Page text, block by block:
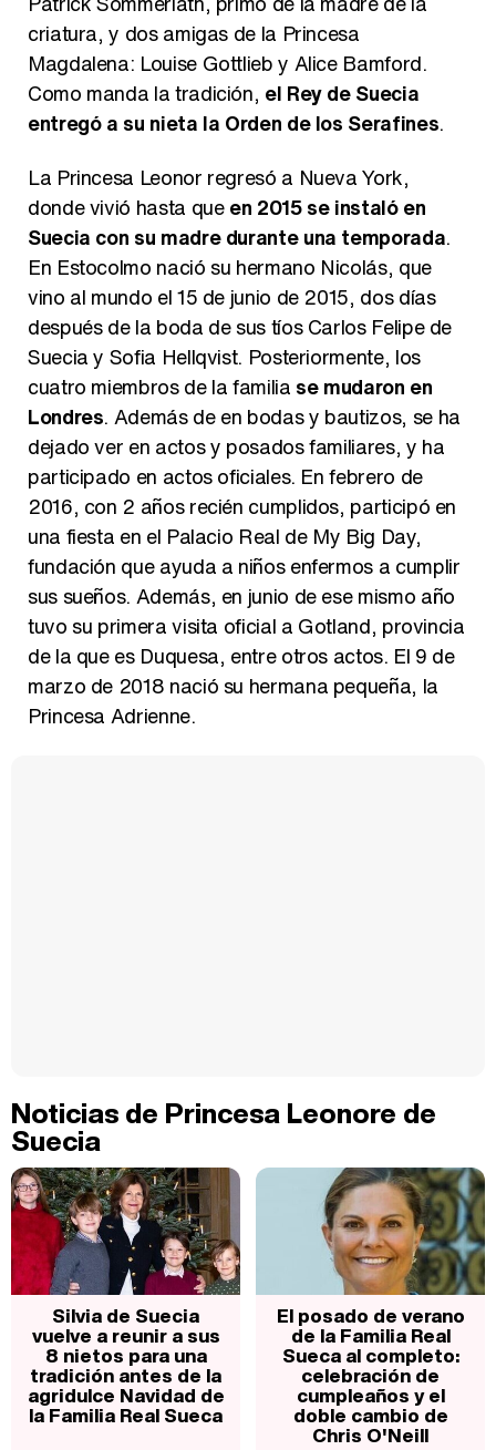
criatura, y dos amigas de la Princesa
Magdalena: Louise Gottlieb y Alice Bamford.
Como manda la tradición, el Rey de Suecia
entregó a su nieta la Orden de los Serafines.
La Princesa Leonor regresó a Nueva York,
donde vivió hasta queen 2015 se instaló en
Suecia con su madre durante una temporada.
En Estocolmo nació su hermano Nicolás, que
vino al mundo el 15 de junio de 2015, dos días
después de la boda de sus tíos Carlos Felipe de
Suecia y Sofia Hellqvist. Posteriormente, los
cuatro miembros de la familia se mudaron en
Londres. Además de en bodas y bautizos, se ha
dejado ver en actos y posados familiares, y ha
participado en actos oficiales. En febrero de
2016, con 2 años recién cumplidos, participó en
una fiesta en el Palacio Real de My Big Day,
fundación que ayuda a niños enfermos a cumplir
sus sueños. Además, en junio de ese mismo año
tuvo su primera visita oficial a Gotland, provincia
de la que es Duquesa, entre otros actos. El 9 de
marzo de 2018 nació su hermana pequeña, la
Princesa Adrienne.
Noticias de Princesa Leonore de
Suecia
Silvia de Suecia
vuelve a reunir a sus
8 nietos para una
tradición antes de la
agridulce Navidad de
la Familia Real Sueca
El posado de verano
de la Familia Real
Sueca al completo:
celebración de
cumpleaños y el
doble cambio de
Chris O'Neill